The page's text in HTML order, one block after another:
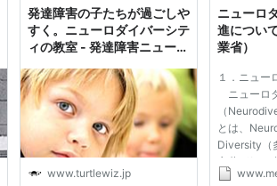
発達障害の子たちが過ごしや
すく。ニューロダイバーシテ
ィの教室 - 発達障害ニュース
www.turtlewiz.jp
ニューロ
進につい
業省）
１．ニュー
ニューロ
（
とは、
Diversity（
言葉が組み
「脳や神経